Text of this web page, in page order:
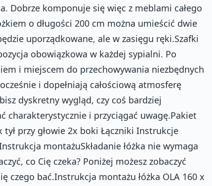
Dobrze komponuje się więc z meblami całego
o długości 200 cm można umieścić dwie
uporządkowane, ale w zasięgu ręki.Szafki
obowiązkowa w każdej sypialni. Po
i miejscem do przechowywania niezbędnych
i dopełniają całościową atmosferę
dyskretny wygląd, czy coś bardziej
charakterystycznie i przyciągać uwagę.Pakiet
przy głowie 2x boki Łączniki Instrukcje
montażuSkładanie łóżka nie wymaga
co Cię czeka? Poniżej możesz zobaczyć
czego bać.Instrukcja montażu łóżka OLA 160 x